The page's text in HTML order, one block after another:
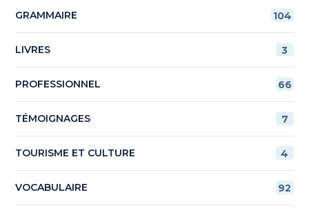
GRAMMAIRE 104
LIVRES 3
PROFESSIONNEL 66
TÉMOIGNAGES 7
TOURISME ET CULTURE 4
VOCABULAIRE 92